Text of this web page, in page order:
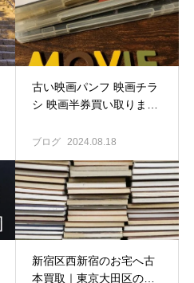
古い映画パンフ 映画チラ
シ 映画半券買い取ります
買取専門店 古書窟揚羽堂
ブログ 2024.08.18
新宿区西新宿のお宅へ古
本買取｜東京大田区の古